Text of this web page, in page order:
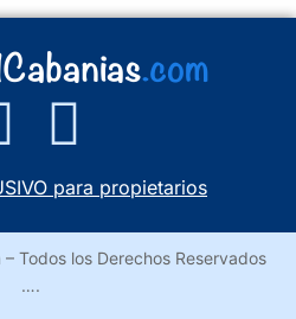
para propietarios
Todos los Derechos Reservados
….